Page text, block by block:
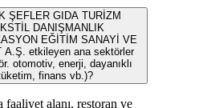
ŞEFLER GIDA TURİZM
DANIŞMANLIK
EĞİTİM SANAYİ VE
A.Ş. etkileyen ana sektörler
otomotiv, enerji, dayanıklı
finans vb.)?
faaliyet alanı, restoran ve